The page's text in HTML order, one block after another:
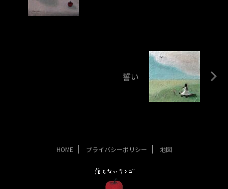
誓い
HOME プライバシーポリシー 地図